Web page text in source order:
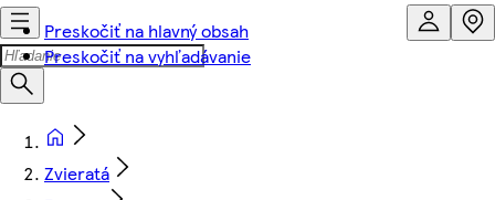
Preskočiť na hlavný obsah
Preskočiť na vyhľadávanie
Zvieratá